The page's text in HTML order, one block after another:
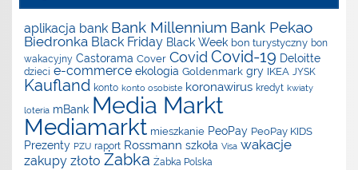
aplikacja bank Bank Millennium Bank Pekao
Biedronka Black Friday Black Week bon turystyczny bon
wakacyjny Castorama Cover Covid Covid-19 Deloitte
dzieci e-commerce ekologia Goldenmark gry IKEA JYSK
Kaufland konto konto osobiste koronawirus kredyt kwiaty
loteria mBank Media Markt
Mediamarkt mieszkanie PeoPay PeoPay KIDS
Prezenty PZU raport Rossmann szkoła Visa wakacje
zakupy złoto Żabka Żabka Polska